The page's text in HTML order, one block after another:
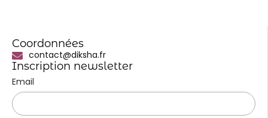
Coordonnées
contact@diksha.fr
Inscription newsletter
Email